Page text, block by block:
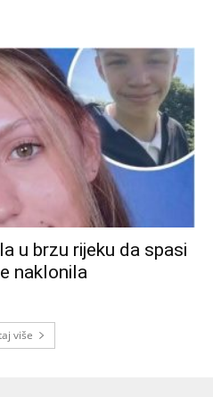
u brzu rijeku da spasi
naklonila
više